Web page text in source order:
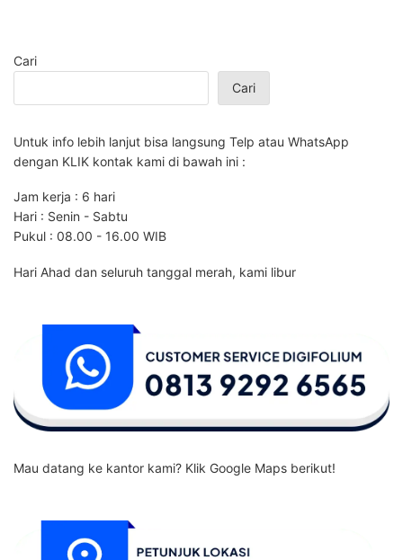
Cari
Cari
Untuk info lebih lanjut bisa langsung Telp atau WhatsApp
dengan KLIK kontak kami di bawah ini :
Jam kerja : 6 hari
Hari : Senin - Sabtu
Pukul : 08.00 - 16.00 WIB
Hari Ahad dan seluruh tanggal merah, kami libur
Mau datang ke kantor kami? Klik Google Maps berikut!